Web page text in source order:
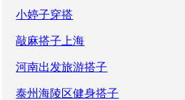
小婷子穿搭
敲麻搭子上海
河南出发旅游搭子
泰州海陵区健身搭子